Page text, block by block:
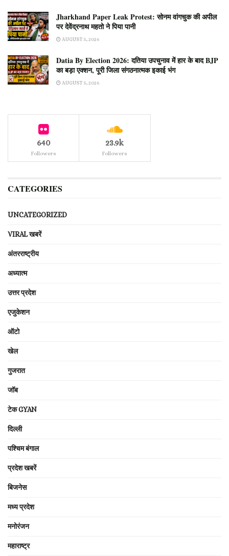
Jharkhand Paper Leak Protest: सोनम वांगचुक की अपील
पर देवेंद्रनाथ महतो ने पिया पानी
AUGUST 5, 2026
Datia By Election 2026: दतिया उपचुनाव में हार के बाद BJP
का बड़ा एक्शन, पूरी जिला संगठनात्मक इकाई भंग
AUGUST 5, 2026
640
Followers
23.9k
Followers
CATEGORIES
UNCATEGORIZED
VIRAL खबरें
अंतरराष्ट्रीय
अध्यात्म
उत्तर प्रदेश
एजुकेशन
ऑटो
खेल
गुजरात
जॉब
टेक GYAN
दिल्ली
पश्चिम बंगाल
प्रदेश खबरें
बिजनेस
मध्य प्रदेश
मनोरंजन
महाराष्ट्र